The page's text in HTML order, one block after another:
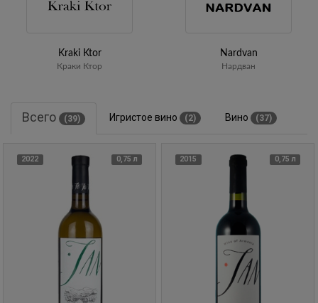
Kraki Ktor
Краки Ктор
Nardvan
Нардван
Всего (39) Игристое вино (2) Вино (37)
2022 0,75 л 2015 0,75 л